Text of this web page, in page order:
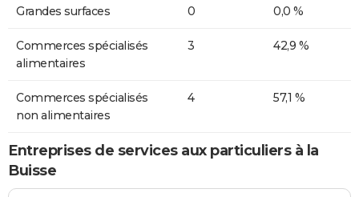
Grandes surfaces 0 0,0 %
Commerces spécialisés
alimentaires
3 42,9 %
Commerces spécialisés
non alimentaires
4 57,1 %
Entreprises de services aux particuliers à la
Buisse